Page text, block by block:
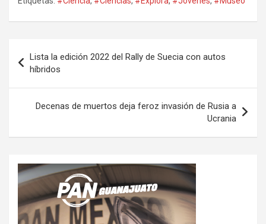
de
entradas
Lista la edición 2022 del Rally de Suecia con autos
híbridos
Decenas de muertos deja feroz invasión de Rusia a
Ucrania